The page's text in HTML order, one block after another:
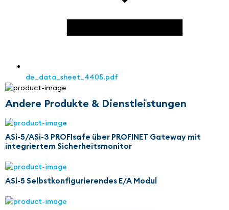
de_data_sheet_4405.pdf
Andere Produkte & Dienstleistungen
ASi-5/ASi-3 PROFIsafe über PROFINET Gateway mit
integriertem Sicherheitsmonitor
ASi-5 Selbstkonfigurierendes E/A Modul